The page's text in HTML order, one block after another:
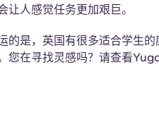
精神，点燃雄心壮志，缔造难
让人感觉任务更加艰巨。
的是，英国有很多适合学生
您在寻找灵感吗？请查看